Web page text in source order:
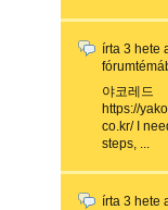
írta 3 hete
야코레드
https://
co.kr/ I
steps, ...
írta 3 hete